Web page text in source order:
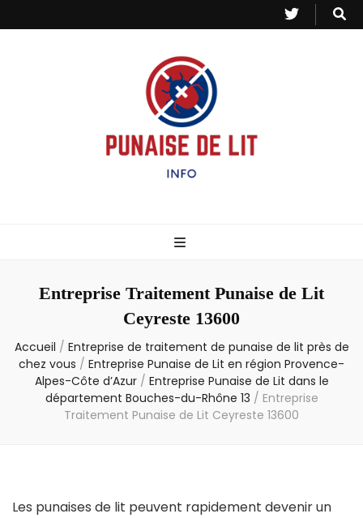
– Info
Entreprise Traitement Punaise de Lit
Ceyreste 13600
Accueil / Entreprise de traitement de punaise de lit près de
chez vous / Entreprise Punaise de Lit en région Provence-
Alpes-Côte d’Azur / Entreprise Punaise de Lit dans le
département Bouches-du-Rhône 13 / Entreprise
Traitement Punaise de Lit Ceyreste 13600
Les punaises de lit peuvent rapidement devenir un